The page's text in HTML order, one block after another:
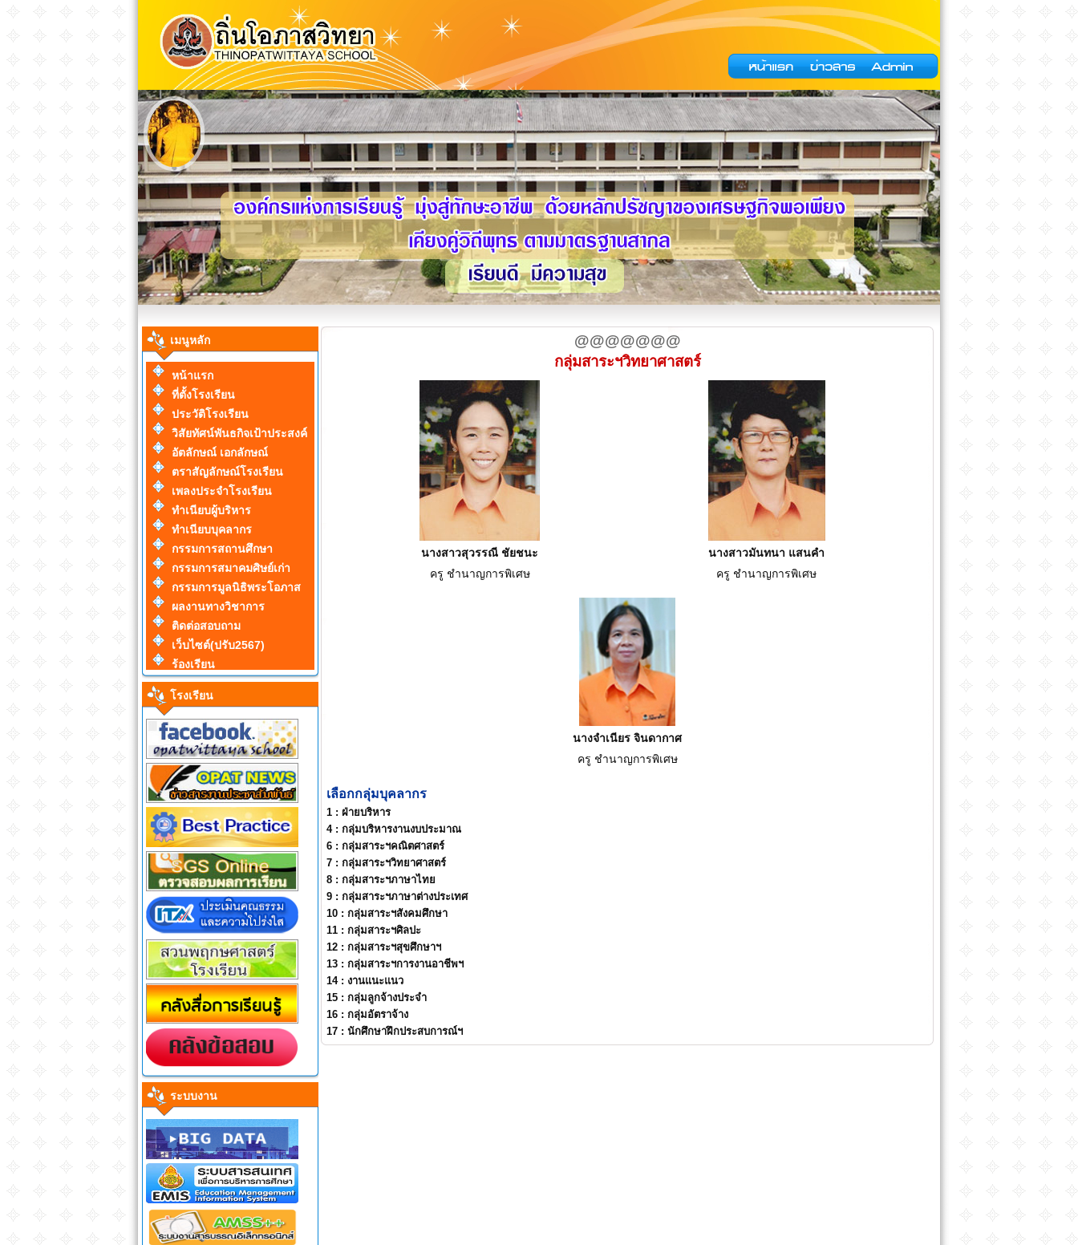
เมนูหลัก
หน้าแรก
ที่ตั้งโรงเรียน
ประวัติโรงเรียน
วิสัยทัศน์พันธกิจเป้าประสงค์
อัตลักษณ์ เอกลักษณ์
ตราสัญลักษณ์โรงเรียน
เพลงประจำโรงเรียน
ทำเนียบผู้บริหาร
ทำเนียบบุคลากร
กรรมการสถานศึกษา
กรรมการสมาคมศิษย์เก่า
กรรมการมูลนิธิพระโอภาส
ผลงานทางวิชาการ
ติดต่อสอบถาม
เว็บไซต์(ปรับ2567)
ร้องเรียน
โรงเรียน
ระบบงาน
@@@@@@@
กลุ่มสาระฯวิทยาศาสตร์
นางสาวสุวรรณี ชัยชนะ
ครู ชำนาญการพิเศษ
นางสาวมันทนา แสนคำ
ครู ชำนาญการพิเศษ
นางจำเนียร จินดากาศ
ครู ชำนาญการพิเศษ
เลือกกลุ่มบุคลากร
1 : ฝ่ายบริหาร
4 : กลุ่มบริหารงานงบประมาณ
6 : กลุ่มสาระฯคณิตศาสตร์
7 : กลุ่มสาระฯวิทยาศาสตร์
8 : กลุ่มสาระฯภาษาไทย
9 : กลุ่มสาระฯภาษาต่างประเทศ
10 : กลุ่มสาระฯสังคมศึกษา
11 : กลุ่มสาระฯศิลปะ
12 : กลุ่มสาระฯสุขศึกษาฯ
13 : กลุ่มสาระฯการงานอาชีพฯ
14 : งานแนะแนว
15 : กลุ่มลูกจ้างประจำ
16 : กลุ่มอัตราจ้าง
17 : นักศึกษาฝึกประสบการณ์ฯ